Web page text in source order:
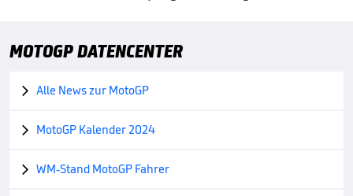
MOTOGP DATENCENTER
 Alle News zur MotoGP
 MotoGP Kalender 2024
 WM-Stand MotoGP Fahrer